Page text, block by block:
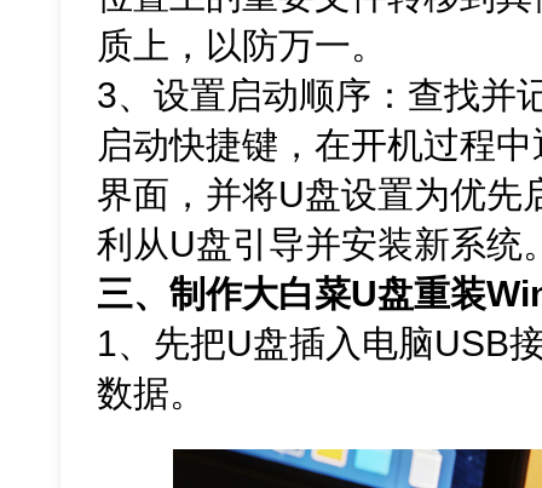
质上，以防万一。
3、设置启动顺序：查找并
启动快捷键，在开机过程
界面，并将U盘设置为优先
利从U盘引导并安装新系统
三、制作大白菜U盘重装
1、先把U盘插入电脑USB
数据。